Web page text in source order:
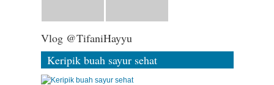
Vlog @TifaniHayyu
Keripik buah sayur sehat